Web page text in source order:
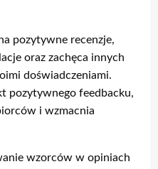
pozytywne recenzje,
oraz zachęca innych
doświadczeniami.
pozytywnego feedbacku,
i wzmacnia
wzorców w opiniach